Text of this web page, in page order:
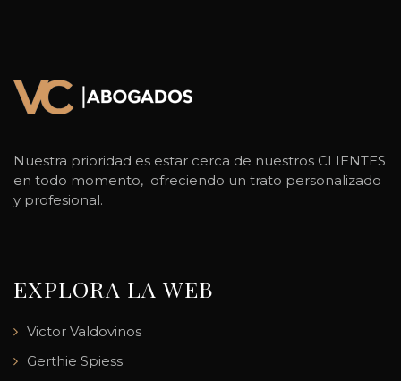
Nuestra prioridad es estar cerca de nuestros CLIENTES
en todo momento, ofreciendo un trato personalizado
y profesional.
EXPLORA LA WEB
Victor Valdovinos
Gerthie Spiess